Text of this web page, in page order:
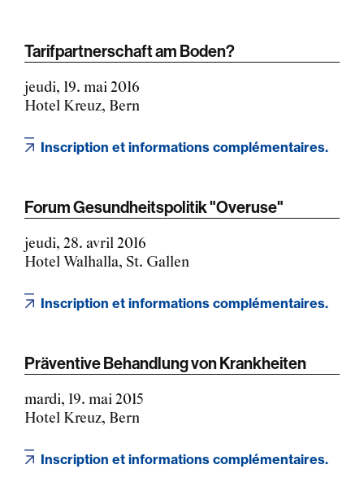
Tarifpartnerschaft am Boden?
jeudi, 19. mai 2016
Hotel Kreuz, Bern
Inscription et informations complémentaires.
Forum Gesundheitspolitik "Overuse"
jeudi, 28. avril 2016
Hotel Walhalla, St. Gallen
Inscription et informations complémentaires.
Präventive Behandlung von Krankheiten
mardi, 19. mai 2015
Hotel Kreuz, Bern
Inscription et informations complémentaires.